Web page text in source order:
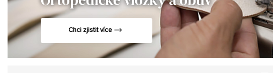
Chci zjistit více